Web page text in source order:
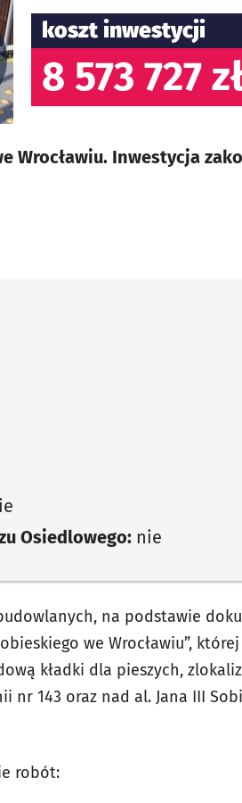
koszt inwestycji
8 573 727
Wrocławiu. Inwestycja
Osiedlowego: nie
na podstawie
we Wrocławiu”,
kładki dla pieszych,
nr 143 oraz nad al. Jana III
robót: